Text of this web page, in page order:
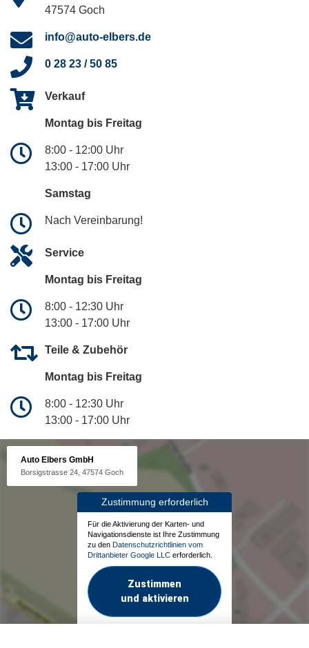
47574 Goch
info@auto-elbers.de
0 28 23 / 50 85
Verkauf
Montag bis Freitag
8:00 - 12:00 Uhr
13:00 - 17:00 Uhr
Samstag
Nach Vereinbarung!
Service
Montag bis Freitag
8:00 - 12:30 Uhr
13:00 - 17:00 Uhr
Teile & Zubehör
Montag bis Freitag
8:00 - 12:30 Uhr
13:00 - 17:00 Uhr
Auto Elbers GmbH
Borsigstrasse 24, 47574 Goch
Zustimmung erforderlich
Für die Aktivierung der Karten- und
Navigationsdienste ist Ihre Zustimmung
zu den Datenschutzrichtlinien vom
Drittanbieter Google LLC erforderlich.
Zustimmen
und aktivieren